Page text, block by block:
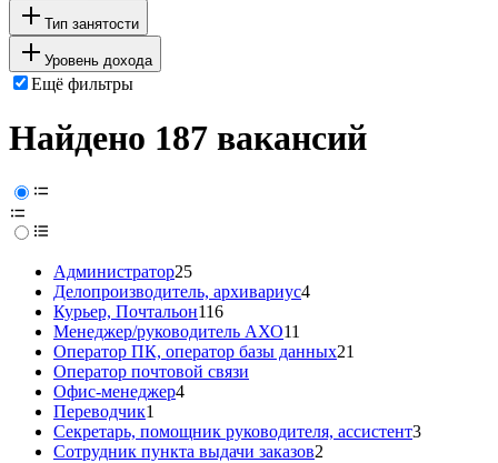
Тип занятости
Уровень дохода
Ещё фильтры
Найдено 187 вакансий
Администратор25
Делопроизводитель, архивариус4
Курьер, Почтальон116
Менеджер/руководитель АХО11
Оператор ПК, оператор базы данных21
Оператор почтовой связи
Офис-менеджер4
Переводчик1
Секретарь, помощник руководителя, ассистент3
Сотрудник пункта выдачи заказов2